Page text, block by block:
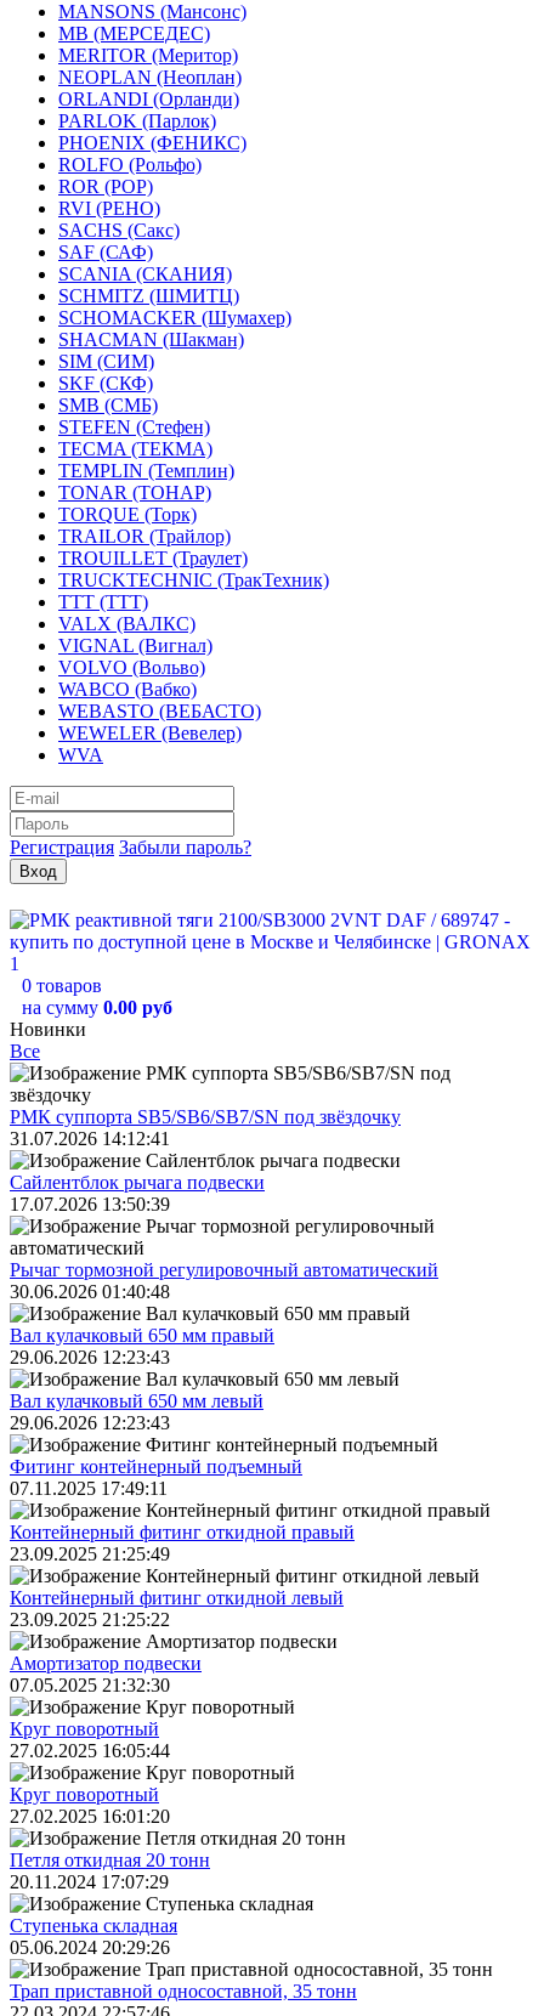
MANSONS (Мансонс)
MB (МЕРСЕДЕС)
MERITOR (Меритор)
NEOPLAN (Неоплан)
ORLANDI (Орланди)
PARLOK (Парлок)
PHOENIX (ФЕНИКС)
ROLFO (Рольфо)
ROR (РОР)
RVI (РЕНО)
SACHS (Сакс)
SAF (САФ)
SCANIA (СКАНИЯ)
SCHMITZ (ШМИТЦ)
SCHOMACKER (Шумахер)
SHACMAN (Шакман)
SIM (СИМ)
SKF (СКФ)
SMB (СМБ)
STEFEN (Стефен)
TECMA (ТЕКМА)
TEMPLIN (Темплин)
TONAR (ТОНАР)
TORQUE (Торк)
TRAILOR (Трайлор)
TROUILLET (Траулет)
TRUCKTECHNIC (ТракТехник)
TTT (ТТТ)
VALX (ВАЛКС)
VIGNAL (Вигнал)
VOLVO (Вольво)
WABCO (Вабко)
WEBASTO (ВЕБАСТО)
WEWELER (Вевелер)
WVA
Регистрация Забыли пароль?
0 товаров
на сумму 0.00 руб
Новинки
Все
РМК суппорта SB5/SB6/SB7/SN под звёздочку
31.07.2026 14:12:41
Сайлентблок рычага подвески
17.07.2026 13:50:39
Рычаг тормозной регулировочный автоматический
30.06.2026 01:40:48
Вал кулачковый 650 мм правый
29.06.2026 12:23:43
Вал кулачковый 650 мм левый
29.06.2026 12:23:43
Фитинг контейнерный подъемный
07.11.2025 17:49:11
Контейнерный фитинг откидной правый
23.09.2025 21:25:49
Контейнерный фитинг откидной левый
23.09.2025 21:25:22
Амортизатор подвески
07.05.2025 21:32:30
Круг поворотный
27.02.2025 16:05:44
Круг поворотный
27.02.2025 16:01:20
Петля откидная 20 тонн
20.11.2024 17:07:29
Ступенька складная
05.06.2024 20:29:26
Трап приставной односоставной, 35 тонн